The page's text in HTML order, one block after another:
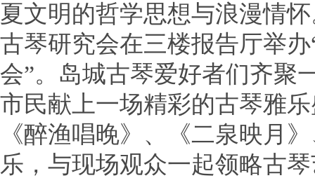
夏文明的哲学思想与浪漫情
古琴研究会在三楼报告厅举
会”。岛城古琴爱好者们齐聚
市民献上一场精彩的古琴雅
《醉渔唱晚》、《二泉映月
乐，与现场观众一起领略古